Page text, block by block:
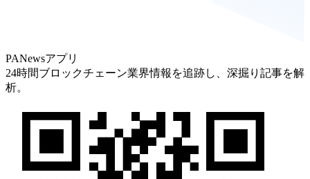
PANewsアプリ
24時間ブロックチェーン業界情報を追跡し、深掘り記事を解
析。